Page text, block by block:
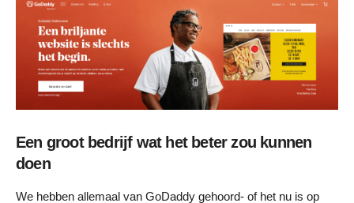
Een groot bedrijf wat het beter zou kunnen
doen
We hebben allemaal van GoDaddy gehoord- of het nu is op